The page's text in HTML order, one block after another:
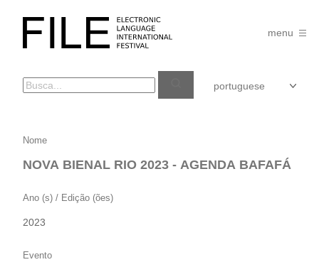
FILE
FESTIVAL
menu
NOVA
BIENAL
2023
–
BAFAFÁ
Nome
NOVA BIENAL RIO 2023 - AGENDA BAFAFÁ
Ano (s) / Edição (ões)
2023
Evento